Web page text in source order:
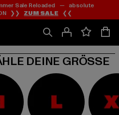
Zum
Inhalt
springen
Zum
Fußzeile
springen
Sale Reloaded — absolute
❯❯ ZUM SALE ❮❮
DEINE GRÖSSE
Zum
Produktraster
springen